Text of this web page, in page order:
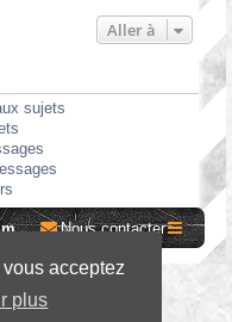
acceptez
plus
Aller à
sujets
Nous contacter
Styles